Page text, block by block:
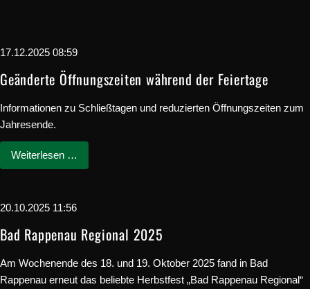
17.12.2025 08:59
Geänderte Öffnungszeiten während der Feiertage
Informationen zu Schließtagen und reduzierten Öffnungszeiten zum
Jahresende.
Weiterlesen …
20.10.2025 11:56
Bad Rappenau Regional 2025
Am Wochenende des 18. und 19. Oktober 2025 fand in Bad
Rappenau erneut das beliebte Herbstfest „Bad Rappenau Regional“